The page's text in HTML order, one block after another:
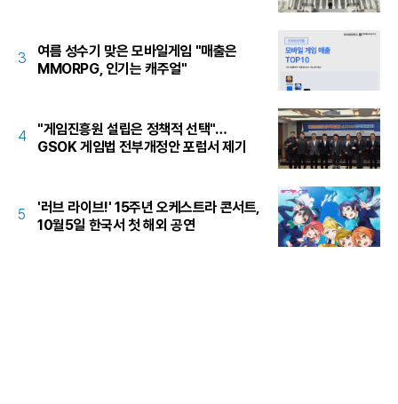
3
여름 성수기 맞은 모바일게임 "매출은
MMORPG, 인기는 캐주얼"
4
"게임진흥원 설립은 정책적 선택"…
GSOK 게임법 전부개정안 포럼서 제기
5
'러브 라이브!' 15주년 오케스트라 콘서트,
10월5일 한국서 첫 해외 공연